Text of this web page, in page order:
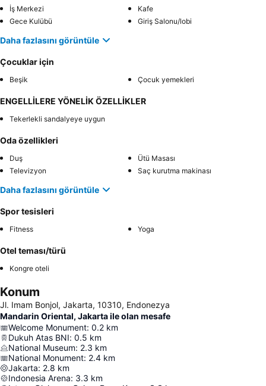
İş Merkezi
Kafe
Gece Kulübü
Giriş Salonu/lobi
Daha fazlasını görüntüle
Çocuklar için
Beşik Çocuk yemekleri
ENGELLİLERE YÖNELİK ÖZELLİKLER
Tekerlekli sandalyeye uygun
Oda özellikleri
Duş
Ütü Masası
Televizyon
Saç kurutma makinası
Daha fazlasını görüntüle
Spor tesisleri
Fitness Yoga
Otel teması/türü
Kongre oteli
Konum
Jl. Imam Bonjol, Jakarta, 10310, Endonezya
Mandarin Oriental, Jakarta ile olan mesafe
Welcome Monument: 0.2 km
Dukuh Atas BNI: 0.5 km
National Museum: 2.3 km
National Monument: 2.4 km
Jakarta: 2.8 km
Indonesia Arena: 3.3 km